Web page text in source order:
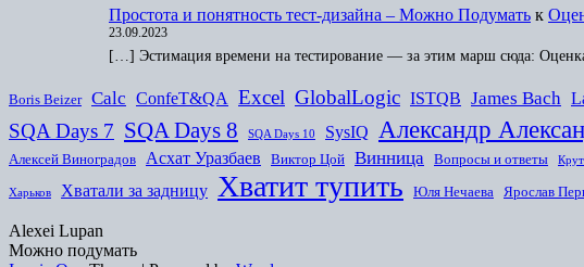
Простота и понятность тест-дизайна – Можно Подумать к
23.09.2023
[…] Эстимация времени на тестирование — за этим марш сюда:
Boris Beizer Calc ConfeT&QA Excel GlobalLogic ISTQB James Bach
SQA Days 7 SQA Days 8 SQA Days 10 SysIQ Александр
Алексей Виноградов Асхат Уразбаев Виктор Цой Винница Вопросы и ответы
Харьков Хватали за задницу Хватит тупить Юля Нечаева Ярослав
Alexei Lupan
Можно подумать